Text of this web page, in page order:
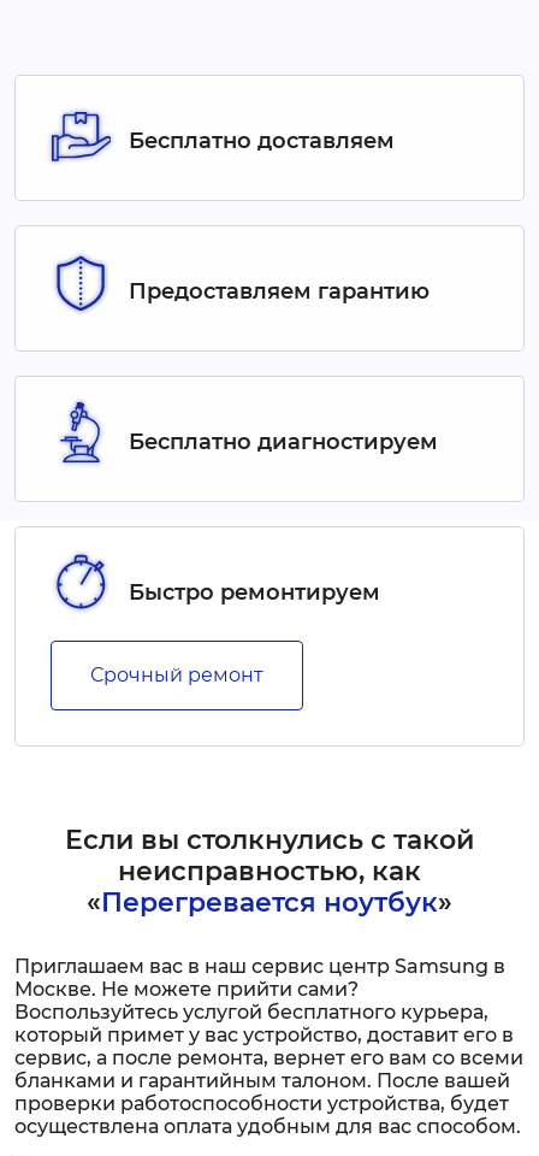
Бесплатно доставляем
Предоставляем гарантию
Бесплатно диагностируем
Быстро ремонтируем
Срочный ремонт
Если вы столкнулись с такой
неисправностью, как
«Перегревается ноутбук»
Приглашаем вас в наш сервис центр Samsung в
Москве. Не можете прийти сами?
Воспользуйтесь услугой бесплатного курьера,
который примет у вас устройство, доставит его в
сервис, а после ремонта, вернет его вам со всеми
бланками и гарантийным талоном. После вашей
проверки работоспособности устройства, будет
осуществлена оплата удобным для вас способом.